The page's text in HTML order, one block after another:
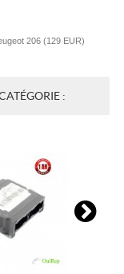
206 (129 EUR)
: